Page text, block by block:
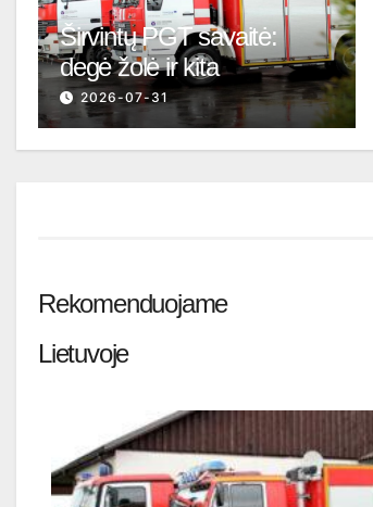
Širvintų PGT savaitė:
degė žolė ir kita
2026-07-31
Rekomenduojame
Lietuvoje